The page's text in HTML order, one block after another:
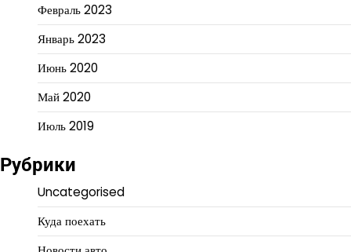
Февраль 2023
Январь 2023
Июнь 2020
Май 2020
Июль 2019
Рубрики
Uncategorised
Куда поехать